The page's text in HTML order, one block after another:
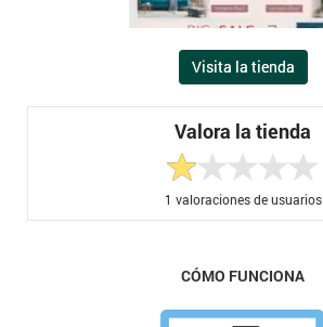
Visita la tienda
Valora la tienda
1 valoraciones de usuarios
CÓMO FUNCIONA